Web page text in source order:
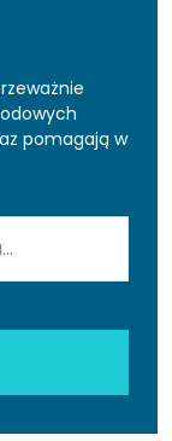
pomagają w